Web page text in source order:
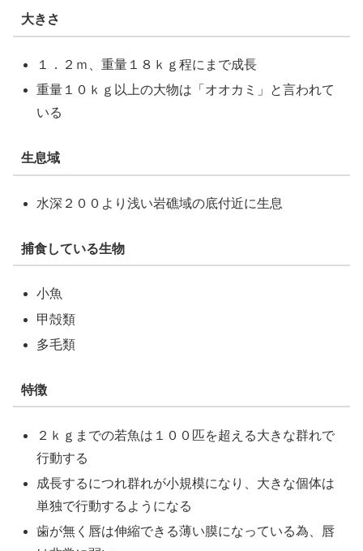
大きさ
１．２ｍ、重量１８ｋｇ程にまで成長
重量１０ｋｇ以上の大物は「オオカミ」と言われて
いる
生息域
水深２００より浅い岩礁域の底付近に生息
捕食している生物
小魚
甲殻類
多毛類
特徴
２ｋｇまでの若魚は１００匹を超える大きな群れで
行動する
成長するにつれ群れが小規模になり、大きな個体は
単独で行動するようになる
歯が無く唇は伸縮できる薄い膜になっている為、唇